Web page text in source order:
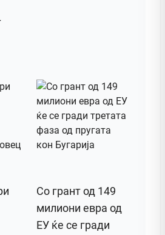
Со грант од 149
милиони евра од
ЕУ ќе се гради